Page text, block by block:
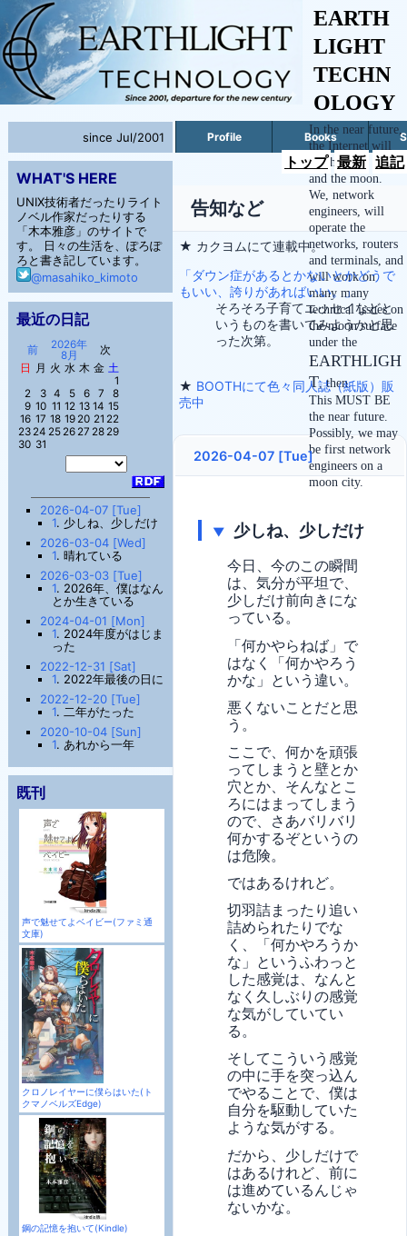
EARTH
LIGHT
TECHN
OLOGY
In the near future,
the Internet will
reach to the space
and the moon.
We, network
engineers, will
operate the
networks, routers
and terminals, and
will work on
many many
technical issues on
the moon surface
under the
EARTHLIGH
T, then.
This MUST BE
the near future.
Possibly, we may
be first network
engineers on a
moon city.
since Jul/2001
WHAT'S HERE
UNIX技術者だったりライト
ノベル作家だったりする
「木本雅彦」のサイトで
す。 日々の生活を、ぽろぽ
ろと書き記しています。
@masahiko_kimoto
最近の日記
前
2026年
8月
次
日
月 火 水 木 金 土
1
2
3 4 5 6 7
8
9 10 11 12 13 14 15
16 17 18 19 20 21 22
23 24 25 26 27 28 29
30 31
2026-04-07 [Tue]
1. 少しね、少しだけ
2026-03-04 [Wed]
1. 晴れている
2026-03-03 [Tue]
1. 2026年、僕はなん
とか生きている
2024-04-01 [Mon]
1. 2024年度がはじま
った
2022-12-31 [Sat]
1. 2022年最後の日に
2022-12-20 [Tue]
1. 二年がたった
2020-10-04 [Sun]
1. あれから一年
既刊
声で魅せてよベイビー(ファミ通
文庫)
クロノレイヤーに僕らはいた(ト
クマノベルズEdge)
鋼の記憶を抱いて(Kindle)
Profile Books
トップ 最新 追記
告知など
★ カクヨムにて連載中。
「ダウン症があるとかないとかどうで
もいい、誇りがあればいい。」
そろそろ子育てエッセイなどと
いうものを書いてみようかと思
った次第。
★ BOOTHにて色々同人誌（紙版）販
売中
2026-04-07 [Tue]
▼ 少しね、少しだけ
今日、今のこの瞬間
は、気分が平坦で、
少しだけ前向きにな
っている。
「何かやらねば」で
はなく「何かやろう
かな」という違い。
悪くないことだと思
う。
ここで、何かを頑張
ってしまうと壁とか
穴とか、そんなとこ
ろにはまってしまう
ので、さあバリバリ
何かするぞというの
は危険。
ではあるけれど。
切羽詰まったり追い
詰められたりでな
く、「何かやろうか
な」というふわっと
した感覚は、なんと
なく久しぶりの感覚
な気がしていてい
る。
そしてこういう感覚
の中に手を突っ込ん
でやることで、僕は
自分を駆動していた
ような気がする。
だから、少しだけで
はあるけれど、前に
は進めているんじゃ
ないかな。